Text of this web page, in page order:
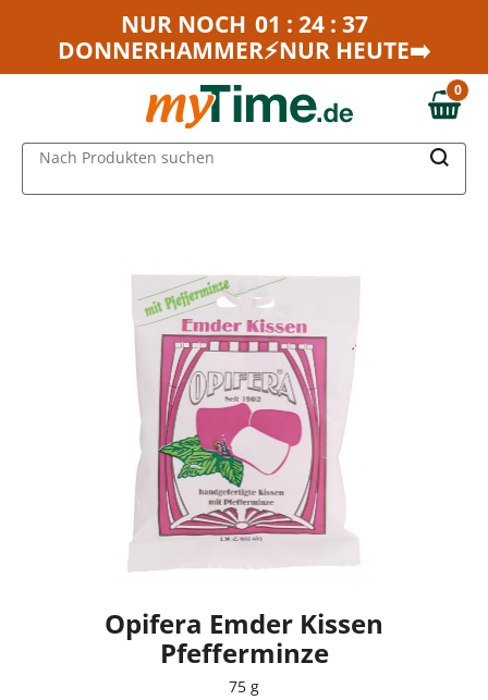
Zum Hauptinhalt springen
Zur Navigation springen
NUR NOCH 01 : 24 : 37
DONNERHAMMER⚡NUR HEUTE➡️
0,00 €
0
Nach Produkten suchen
Opifera Emder Kissen
Pfefferminze
75 g